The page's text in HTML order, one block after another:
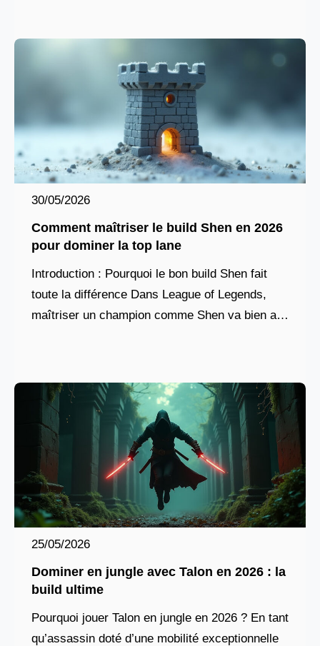
30/05/2026
Comment maîtriser le build Shen en 2026
pour dominer la top lane
Introduction : Pourquoi le bon build Shen fait
toute la différence Dans League of Legends,
maîtriser un champion comme Shen va bien au-
25/05/2026
Dominer en jungle avec Talon en 2026 : la
build ultime
Pourquoi jouer Talon en jungle en 2026 ? En tant
qu’assassin doté d’une mobilité exceptionnelle